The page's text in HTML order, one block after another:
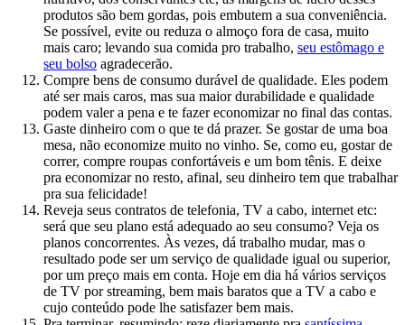
produtos são bem gordas, pois embutem a sua conveniência.
Se possível, evite ou reduza o almoço fora de casa, muito
mais caro; levando sua comida pro trabalho, seu estômago e
seu bolso agradecerão.
Compre bens de consumo durável de qualidade. Eles podem
até ser mais caros, mas sua maior durabilidade e qualidade
podem valer a pena e te fazer economizar no final das contas.
Gaste dinheiro com o que te dá prazer. Se gostar de uma boa
mesa, não economize muito no vinho. Se, como eu, gostar de
correr, compre roupas confortáveis e um bom tênis. E deixe
pra economizar no resto, afinal, seu dinheiro tem que trabalhar
pra sua felicidade!
Reveja seus contratos de telefonia, TV a cabo, internet etc:
será que seu plano está adequado ao seu consumo? Veja os
planos concorrentes. Às vezes, dá trabalho mudar, mas o
resultado pode ser um serviço de qualidade igual ou superior,
por um preço mais em conta. Hoje em dia há vários serviços
de TV por streaming, bem mais baratos que a TV a cabo e
cujo conteúdo pode lhe satisfazer bem mais.